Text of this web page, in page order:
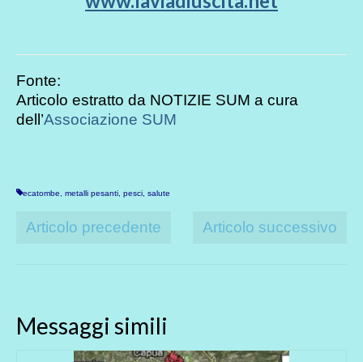
Fonte:
Articolo estratto da NOTIZIE SUM a cura
dell’Associazione SUM
ecatombe, metalli pesanti, pesci, salute
Articolo precedente Articolo successivo
Messaggi simili